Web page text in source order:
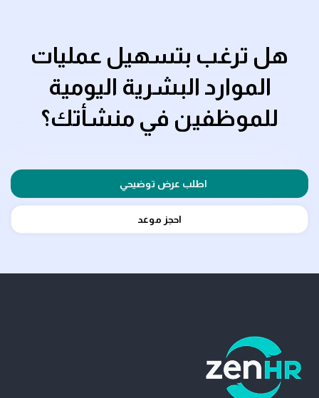
هل ترغب بتسهيل عمليات
الموارد البشرية اليومية
للموظفين في منشأتك؟
اطلب عرض توضيحي
احجز موعد